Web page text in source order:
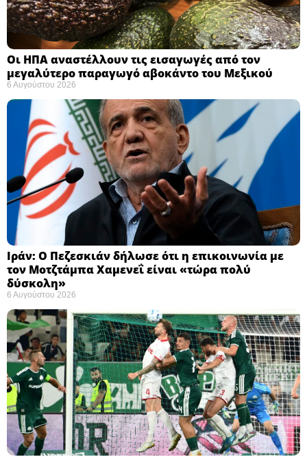
Οι ΗΠΑ αναστέλλουν τις εισαγωγές από τον
μεγαλύτερο παραγωγό αβοκάντο του Μεξικού ​
6 Αυγούστου 2026
Ιράν: Ο Πεζεσκιάν δήλωσε ότι η επικοινωνία με
τον Μοτζτάμπα Χαμενεΐ είναι «τώρα πολύ
δύσκολη» ​
6 Αυγούστου 2026